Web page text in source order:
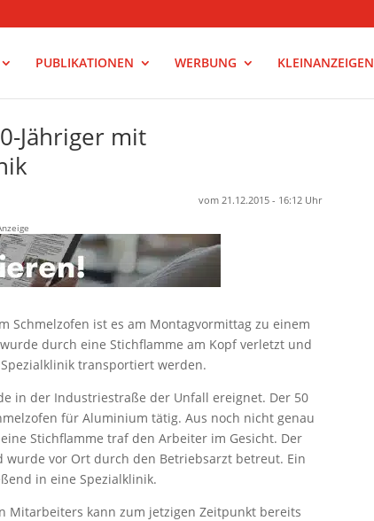
PUBLIKATIONEN WERBUNG KLEINANZEIGEN
Jähriger mit
vom 21.12.2015 - 16:12 Uhr
Schmelzofen ist es am Montagvormittag zu einem
durch eine Stichflamme am Kopf verletzt und
transportiert werden.
in der Industriestraße der Unfall ereignet. Der 50
für Aluminium tätig. Aus noch nicht genau
Stichflamme traf den Arbeiter im Gesicht. Der
wurde vor Ort durch den Betriebsarzt betreut. Ein
in eine Spezialklinik.
Mitarbeiters kann zum jetzigen Zeitpunkt bereits